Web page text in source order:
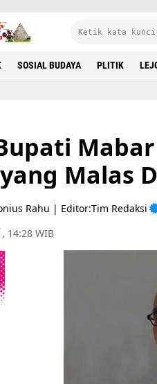
SOSIAL BUDAYA PLITIK
Malas
Rahu | Editor:Tim Redaksi
14:28 WIB